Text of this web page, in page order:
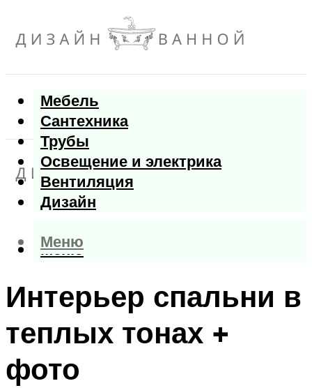
Мебель
Сантехника
Трубы
Освещение и электрика
Вентиляция
Дизайн
Меню
Меню
Интерьер спальни в
теплых тонах +
фото